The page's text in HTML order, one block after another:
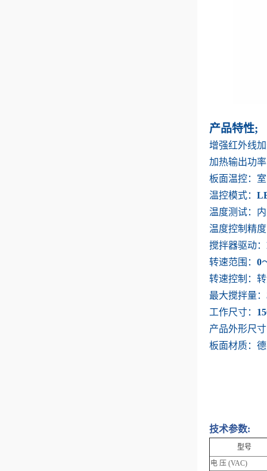
产品特性;
增强红外线
加热输出功
板面温控：
温控模式：
温度测试：
温度控制精
搅拌器驱动：
转速范围： 0
转速控制：
最大搅拌量：
工作尺寸：
产品外形尺
板面材质：
技术参数:
型号
电 压 (VAC)